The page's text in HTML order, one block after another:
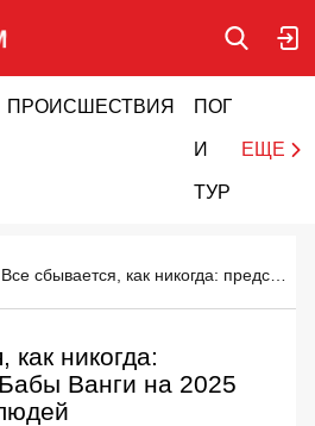
ПРОИСШЕСТВИЯ ПОГОДА
И
ТУРИЗМ
ЕЩЕ
как никогда:
Ванги на 2025